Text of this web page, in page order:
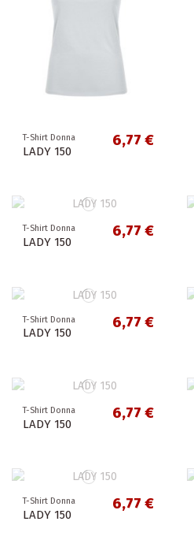
T-Shirt Donna
LADY 150
6,77 €
T-Shirt Donna
LADY 150
6,77 €
T-Shirt Donna
LADY 150
6,77 €
T-Shirt Donna
LADY 150
6,77 €
T-Shirt Donna
LADY 150
6,77 €